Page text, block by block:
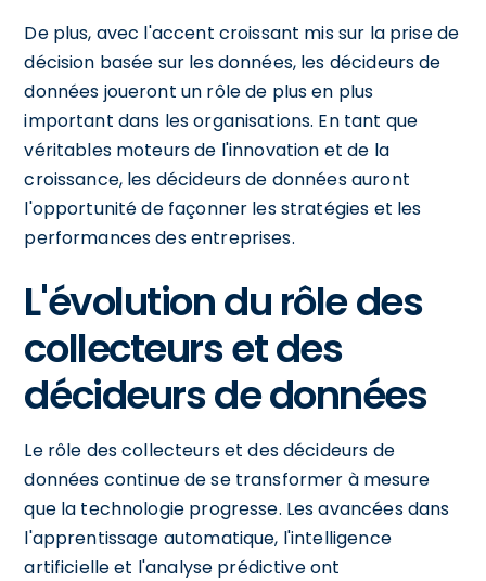
De plus, avec l'accent croissant mis sur la prise de
décision basée sur les données, les décideurs de
données joueront un rôle de plus en plus
important dans les organisations. En tant que
véritables moteurs de l'innovation et de la
croissance, les décideurs de données auront
l'opportunité de façonner les stratégies et les
performances des entreprises.
L'évolution du rôle des
collecteurs et des
décideurs de données
Le rôle des collecteurs et des décideurs de
données continue de se transformer à mesure
que la technologie progresse. Les avancées dans
l'apprentissage automatique, l'intelligence
artificielle et l'analyse prédictive ont